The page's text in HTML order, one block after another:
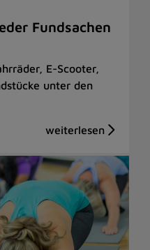
Fundsachen
E-Scooter,
unter den